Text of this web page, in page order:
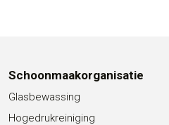
Schoonmaakorganisatie
Glasbewassing
Hogedrukreiniging